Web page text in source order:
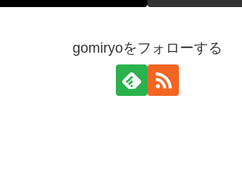
gomiryoをフォローする